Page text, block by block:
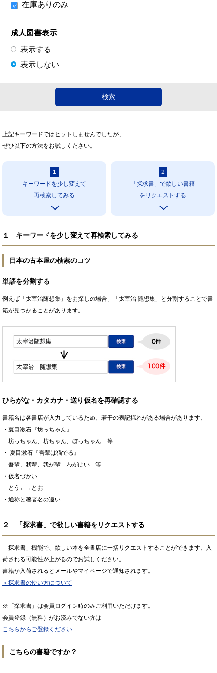
在庫ありのみ
成人図書表示
表示する
表示しない
上記キーワードではヒットしませんでしたが、
ぜひ以下の方法をお試しください。
1
キーワードを少し変えて
再検索してみる
2
「探求書」で欲しい書籍
をリクエストする
１ キーワードを少し変えて再検索してみる
日本の古本屋の検索のコツ
単語を分割する
例えば「太宰治随想集」をお探しの場合、「太宰治 随想集」と分割することで書
籍が見つかることがあります。
ひらがな・カタカナ・送り仮名を再確認する
書籍名は各書店が入力しているため、若干の表記揺れがある場合があります。
・夏目漱石『坊っちゃん』
坊っちゃん、坊ちゃん、ぼっちゃん…等
・ 夏目漱石『吾輩は猫でる』
吾輩、我輩、我が輩、わがはい…等
・仮名づかい
とう←→とお
・通称と著者名の違い
２ 「探求書」で欲しい書籍をリクエストする
「探求書」機能で、欲しい本を全書店に一括リクエストすることができます。入
荷される可能性が上がるのでお試しください。
書籍が入荷されるとメールやマイページで通知されます。
＞探求書の使い方について
※「探求書」は会員ログイン時のみご利用いただけます。
会員登録（無料）がお済みでない方は
こちらからご登録ください
こちらの書籍ですか？